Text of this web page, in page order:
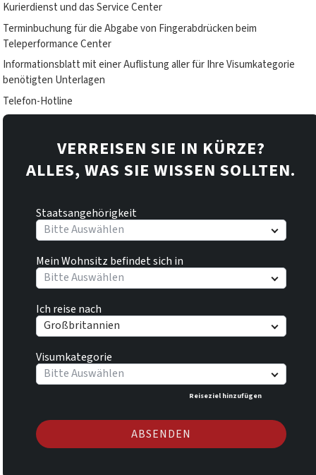
Kurierdienst und das Service Center
Terminbuchung für die Abgabe von Fingerabdrücken beim
Teleperformance Center
Informationsblatt mit einer Auflistung aller für Ihre Visumkategorie
benötigten Unterlagen
Telefon-Hotline
VERREISEN SIE IN KÜRZE?
ALLES, WAS SIE WISSEN SOLLTEN.
Staatsangehörigkeit
Bitte Auswählen
Mein Wohnsitz befindet sich in
Bitte Auswählen
Ich reise nach
Großbritannien
Visumkategorie
Bitte Auswählen
Reiseziel hinzufügen
ABSENDEN